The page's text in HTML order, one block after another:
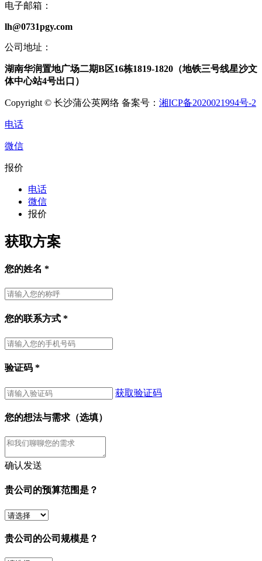
电子邮箱：
lh@0731pgy.com
公司地址：
湖南华润置地广场二期B区16栋1819-1820（地铁三号线星沙文
体中心站4号出口）
Copyright © 长沙蒲公英网络 备案号： 湘ICP备2020021994号-2
电话
微信
报价
电话
微信
报价
获取方案
您的姓名 *
您的联系方式 *
验证码 *
获取验证码
您的想法与需求（选填）
确认发送
贵公司的预算范围是？
贵公司的公司规模是？